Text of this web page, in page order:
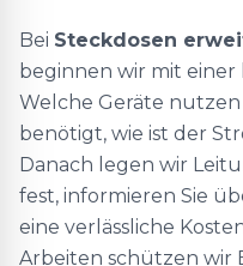
Bei Steckdosen
beginnen wir mit
Welche Geräte nutzen
benötigt, wie ist der
Danach legen wir
fest, informieren Sie
eine verlässliche
Arbeiten schützen wir